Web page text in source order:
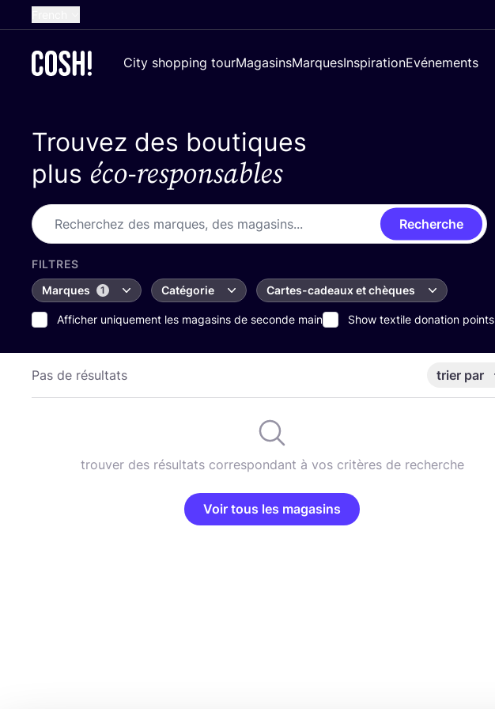
Dutch
German
Croatian
City shopping tourMagasinsMarquesInspirationEvénements
Trouvez des boutiques
plus éco-responsables
Recherche
FILTRES
Marques
1 Catégorie Cartes-cadeaux et chèques
Afficher uniquement les magasins de seconde main Show textile donation points
Pas de résultats trier par
trouver des résultats correspondant à vos critères de recherche
Voir tous les magasins